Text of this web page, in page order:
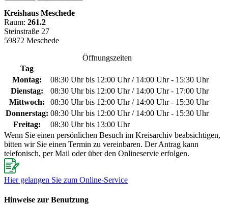
Kreishaus Meschede
Raum: 261.2
Steinstraße 27
59872 Meschede
Öffnungszeiten
Tag
Montag:
08:30 Uhr bis 12:00 Uhr / 14:00 Uhr - 15:30 Uhr
Dienstag:
08:30 Uhr bis 12:00 Uhr / 14:00 Uhr - 17:00 Uhr
Mittwoch:
08:30 Uhr bis 12:00 Uhr / 14:00 Uhr - 15:30 Uhr
Donnerstag: 08:30 Uhr bis 12:00 Uhr / 14:00 Uhr - 15:30 Uhr
Freitag:
08:30 Uhr bis 13:00 Uhr
Wenn Sie einen persönlichen Besuch im Kreisarchiv beabsichtigen,
bitten wir Sie einen Termin zu vereinbaren. Der Antrag kann
telefonisch, per Mail oder über den Onlineservie erfolgen.
Hier gelangen Sie zum Online-Service
Hinweise zur Benutzung